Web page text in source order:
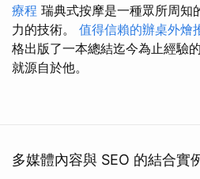
療程 瑞典式按摩是一種眾所周知
力的技術。 值得信賴的辦桌外燴
格出版了一本總結迄今為止經驗
就源自於他。
多媒體內容與 SEO 的結合實